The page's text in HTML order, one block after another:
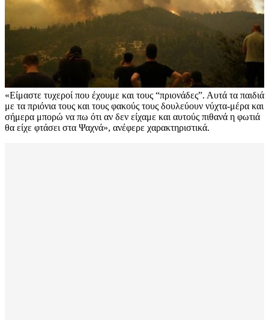
«Είμαστε τυχεροί που έχουμε και τους “πριονάδες”. Αυτά τα παιδιά
με τα πριόνια τους και τους φακούς τους δουλεύουν νύχτα-μέρα και
σήμερα μπορώ να πω ότι αν δεν είχαμε και αυτούς πιθανά η φωτιά
θα είχε φτάσει στα Ψαχνά», ανέφερε χαρακτηριστικά.